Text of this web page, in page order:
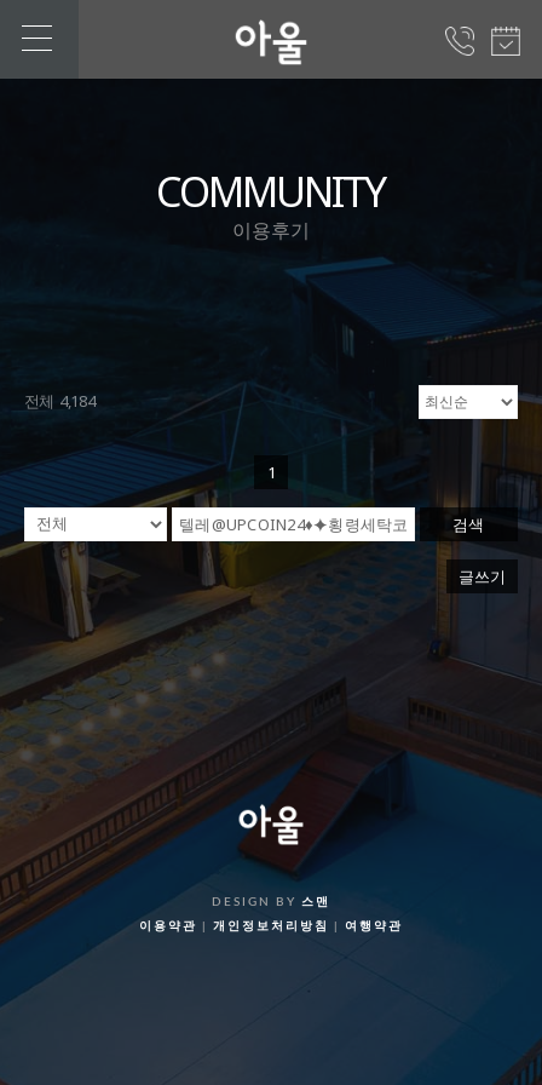
COMMUNITY
이용후기
전체 4,184
1
검색
글쓰기
DESIGN BY 스맨
이용약관
개인정보처리방침 여행약관